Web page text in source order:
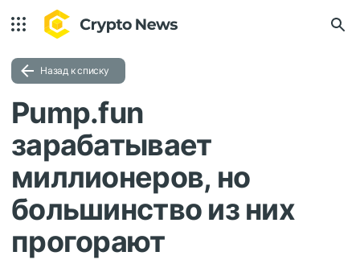
Назад к списку
Pump.fun
зарабатывает
миллионеров, но
большинство из них
прогорают